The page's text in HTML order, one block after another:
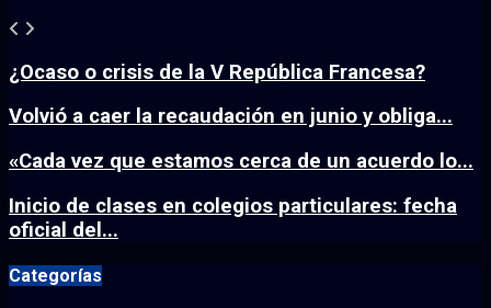
¿Ocaso o crisis de la V República Francesa?
Volvió a caer la recaudación en junio y obliga...
«Cada vez que estamos cerca de un acuerdo lo...
Inicio de clases en colegios particulares: fecha
oficial del...
Categorías